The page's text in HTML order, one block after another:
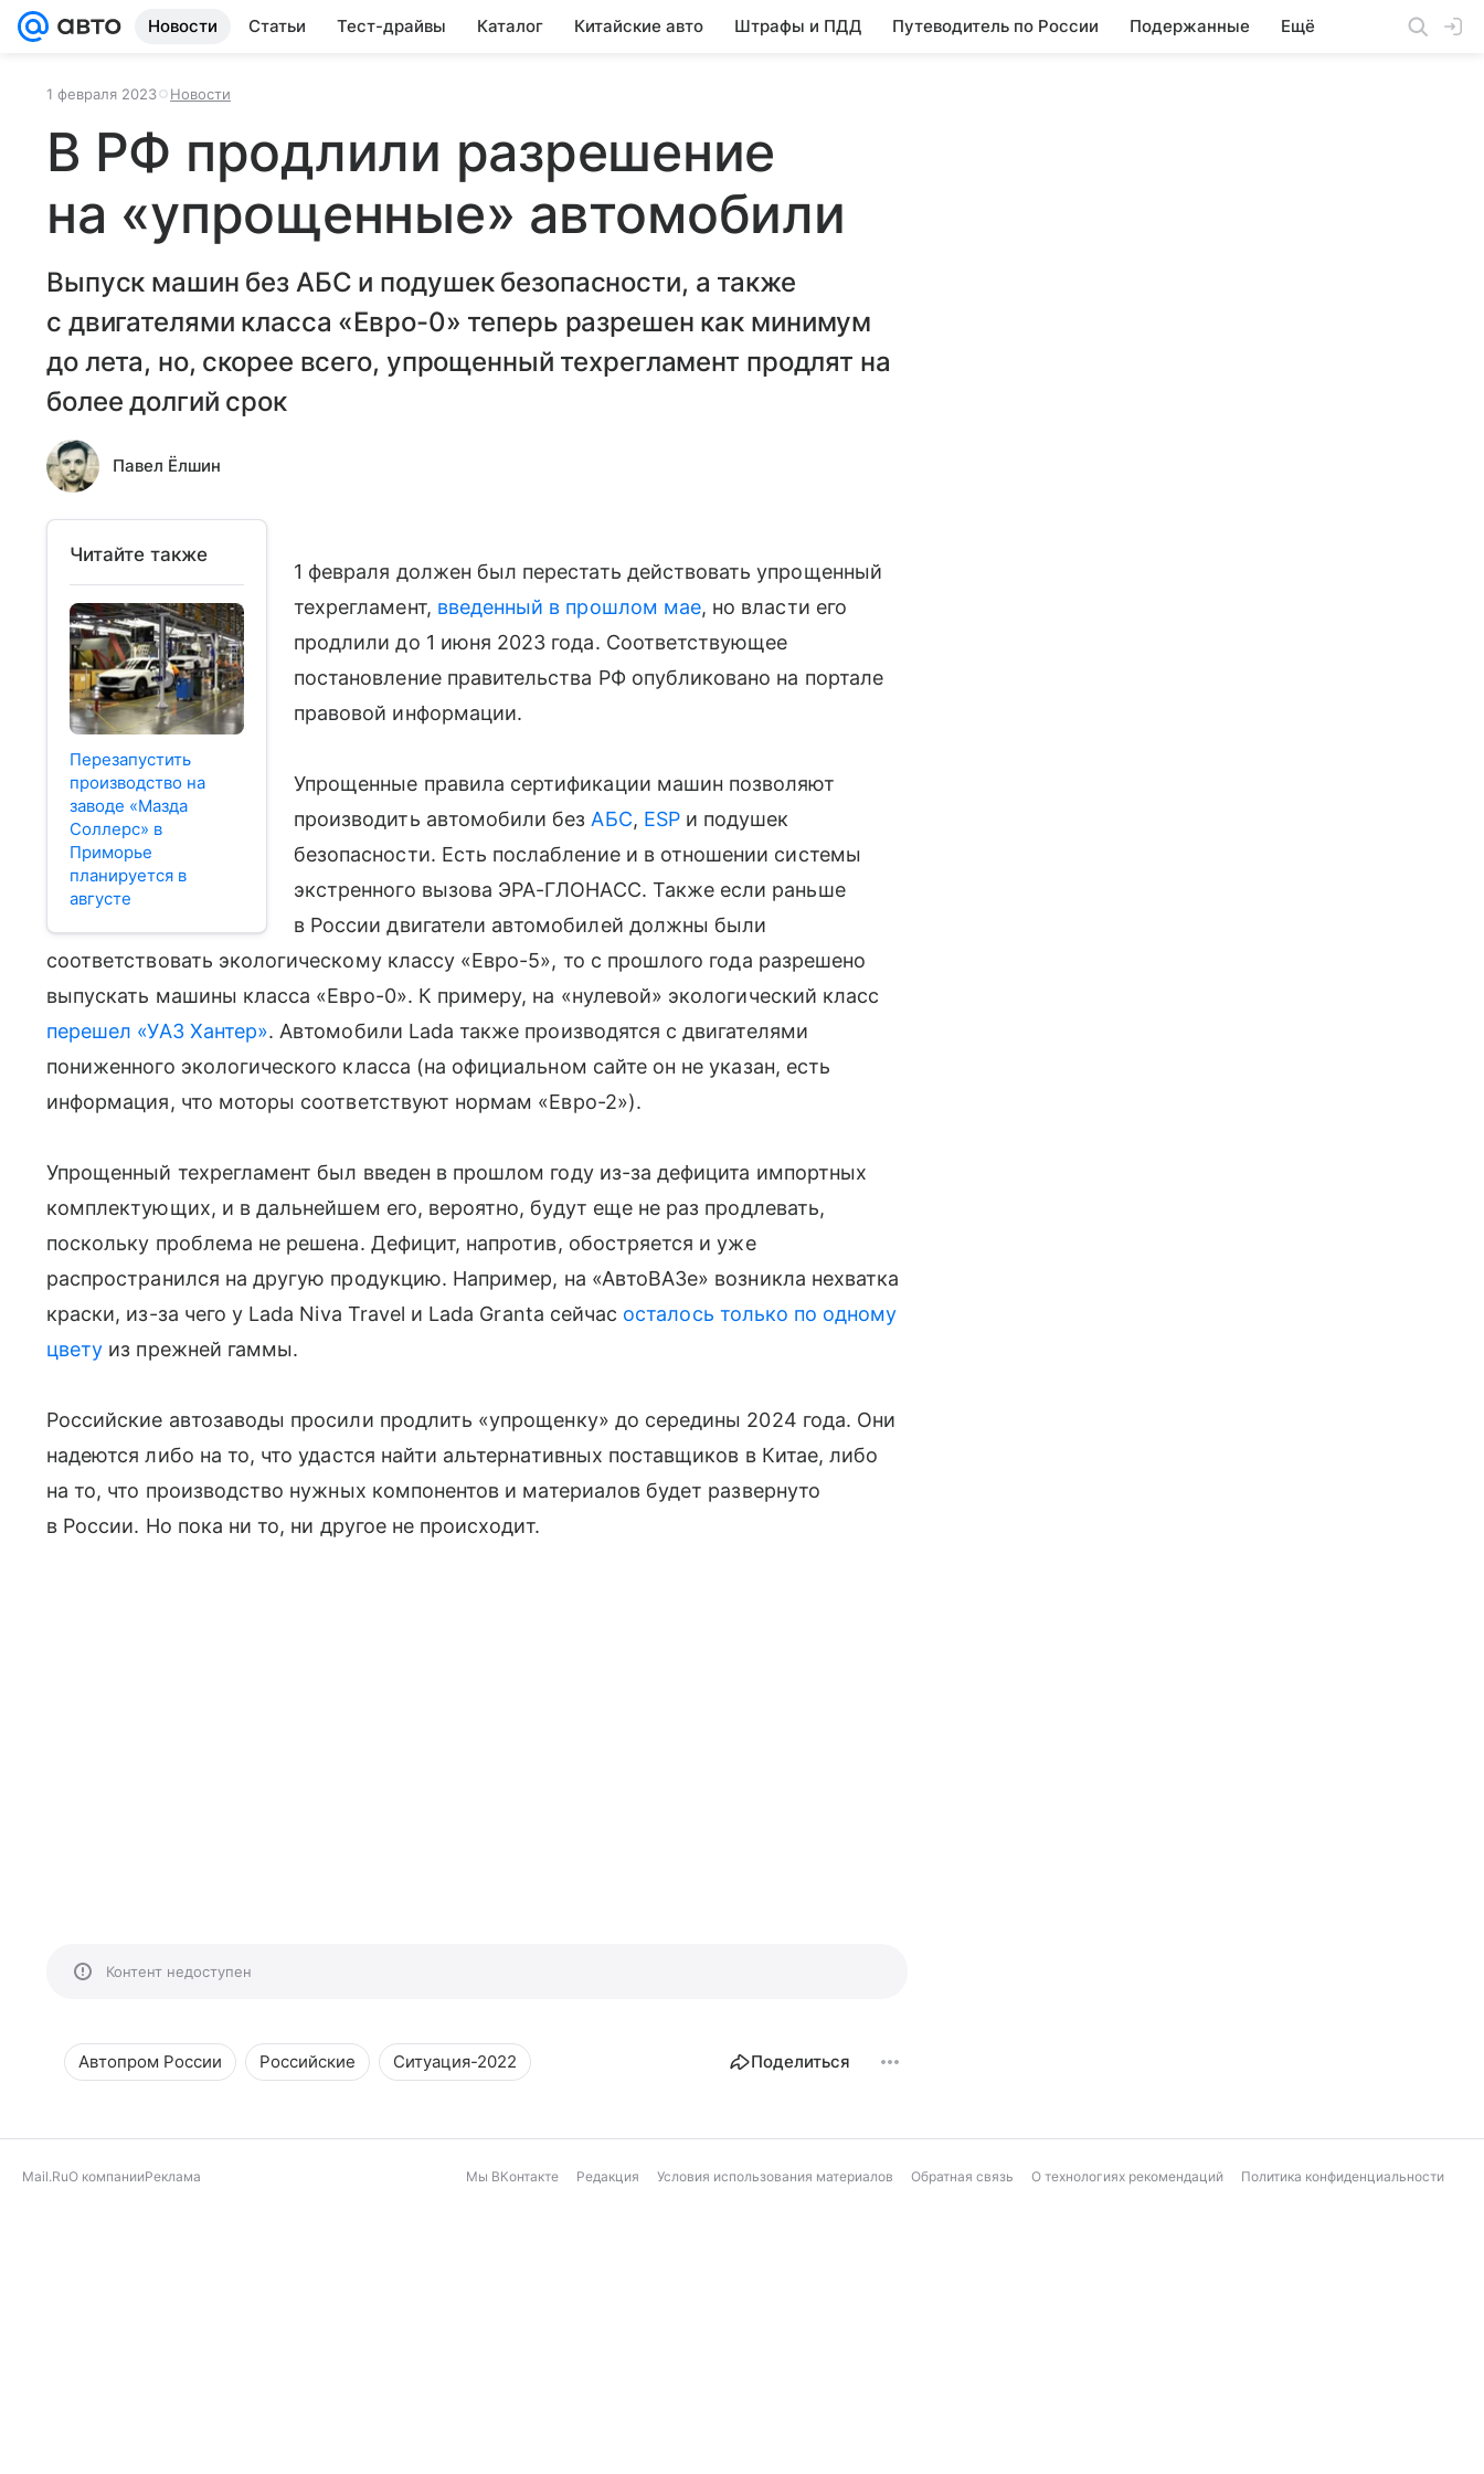
Новости Статьи Тест-драйвы Каталог Китайские авто Штрафы и ПДД Путеводитель по России Подержанные Ещё
1 февраля 2023 Новости
В РФ продлили разрешение
на «упрощенные» автомобили
Выпуск машин без АБС и подушек безопасности, а также
с двигателями класса «Евро-0» теперь разрешен как минимум
до лета, но, скорее всего, упрощенный техрегламент продлят на
более долгий срок
Павел Ёлшин
Читайте также
Перезапустить
производство на
заводе «Мазда
Соллерс» в
Приморье
планируется в
августе
1 февраля должен был перестать действовать упрощенный
техрегламент, введенный в прошлом мае, но власти его
продлили до 1 июня 2023 года. Соответствующее
постановление правительства РФ опубликовано на портале
правовой информации.
Упрощенные правила сертификации машин позволяют
производить автомобили без АБС, ESPи подушек
безопасности. Есть послабление и в отношении системы
экстренного вызова ЭРА-ГЛОНАСС. Также если раньше
в России двигатели автомобилей должны были
соответствовать экологическому классу «Евро-5», то с прошлого года разрешено
выпускать машины класса «Евро-0». К примеру, на «нулевой» экологический класс
перешел «УАЗ Хантер». Автомобили Lada также производятся с двигателями
пониженного экологического класса (на официальном сайте он не указан, есть
информация, что моторы соответствуют нормам «Евро-2»).
Упрощенный техрегламент был введен в прошлом году из-за дефицита импортных
комплектующих, и в дальнейшем его, вероятно, будут еще не раз продлевать,
поскольку проблема не решена. Дефицит, напротив, обостряется и уже
распространился на другую продукцию. Например, на «АвтоВАЗе» возникла нехватка
краски, из-за чего у Lada Niva Travel и Lada Granta сейчас осталось только по одному
цвету из прежней гаммы.
Российские автозаводы просили продлить «упрощенку» до середины 2024 года. Они
надеются либо на то, что удастся найти альтернативных поставщиков в Китае, либо
на то, что производство нужных компонентов и материалов будет развернуто
в России. Но пока ни то, ни другое не происходит.
Контент недоступен
Автопром России Российские Ситуация-2022 Поделиться
Mail.RuО компанииРеклама Мы ВКонтакте Редакция Условия использования материалов Обратная связь О технологиях рекомендаций Политика конфиденциальности